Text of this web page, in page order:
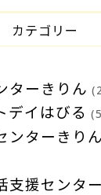
カテゴリー
ターきりん
デイはびる
ンターきりん
支援センター